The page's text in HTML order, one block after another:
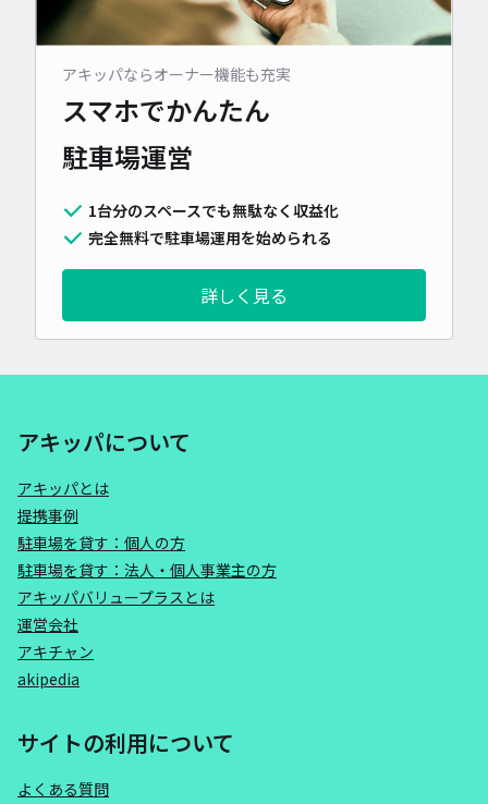
アキッパならオーナー機能も充実
スマホでかんたん
駐車場運営
1台分のスペースでも無駄なく収益化
完全無料で駐車場運用を始められる
詳しく見る
アキッパについて
アキッパとは
提携事例
駐車場を貸す：個人の方
駐車場を貸す：法人・個人事業主の方
アキッパバリュープラスとは
運営会社
アキチャン
akipedia
サイトの利用について
よくある質問